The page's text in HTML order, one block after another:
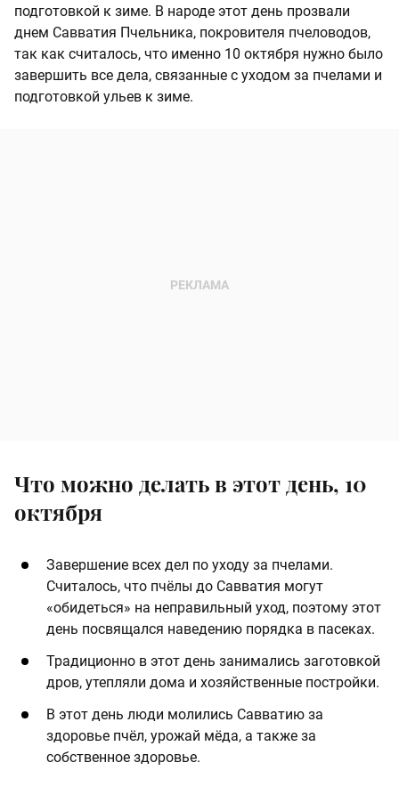
подготовкой к зиме. В народе этот день прозвали
днем Савватия Пчельника, покровителя пчеловодов,
так как считалось, что именно 10 октября нужно было
завершить все дела, связанные с уходом за пчелами и
подготовкой ульев к зиме.
Что можно делать в этот день, 10
октября
Завершение всех дел по уходу за пчелами.
Считалось, что пчёлы до Савватия могут
«обидеться» на неправильный уход, поэтому этот
день посвящался наведению порядка в пасеках.
Традиционно в этот день занимались заготовкой
дров, утепляли дома и хозяйственные постройки.
В этот день люди молились Савватию за
здоровье пчёл, урожай мёда, а также за
собственное здоровье.